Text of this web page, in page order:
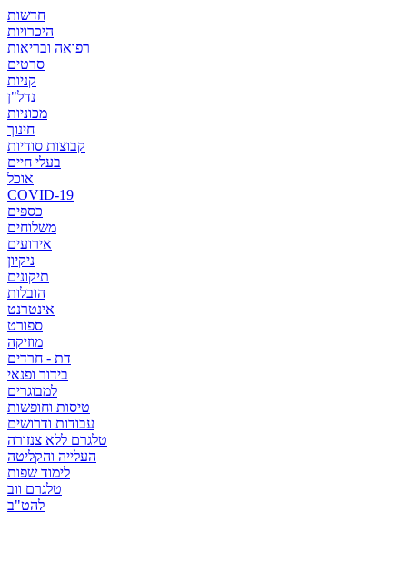
חדשות
היכרויות
רפואה ובריאות
סרטים
קניות
נדל"ן
מכוניות
חינוך
קבוצות סודיות
בעלי חיים
אוכל
COVID-19
כספים
משלוחים
אירועים
ניקיון
תיקונים
הובלות
אינטרנט
ספורט
מוזיקה
דת - חרדים
בידור ופנאי
למבוגרים
טיסות וחופשות
עבודות ודרושים
טלגרם ללא צנזורה
העלייה והקליטה
לימוד שפות
טלגרם ווב
להט"ב